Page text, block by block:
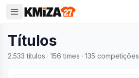
Títulos
2.533 títulos · 156 times · 135 competições